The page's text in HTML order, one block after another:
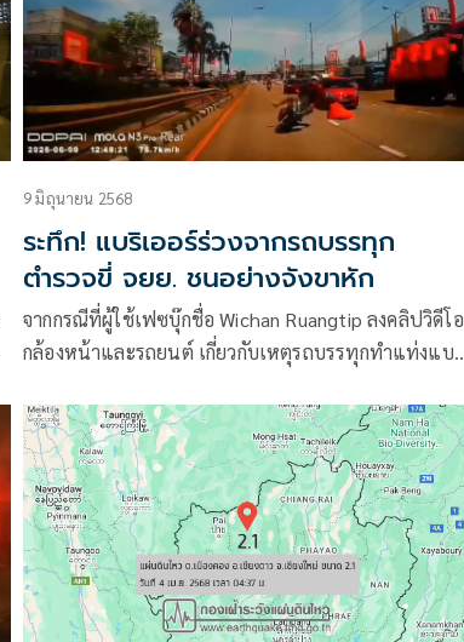
9 มิถุนายน 2568
ระทึก! แบริเออร์ร่วงจากรถบรรทุก
ตำรวจขี่ จยย. ชนอย่างจังขาหัก
จากกรณีที่ผู้ใช้เฟซบุ๊กชื่อ Wichan Ruangtip ลงคลิปวิดีโอ
กล้องหน้าและรถยนต์ เกี่ยวกับเหตุรถบรรทุกทำแท่งแบริ
ศรีเทพา